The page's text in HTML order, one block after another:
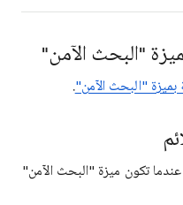
"البحث الآمن"
"البحث الآمن".
تكون ميزة "البحث الآمن"